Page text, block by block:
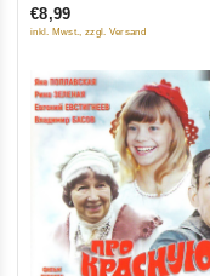
5
€8,99
inkl. Mwst., zzgl. Versand